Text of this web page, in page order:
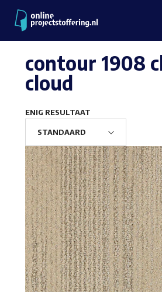
contour 1908
cloud
ENIG RESULTAAT